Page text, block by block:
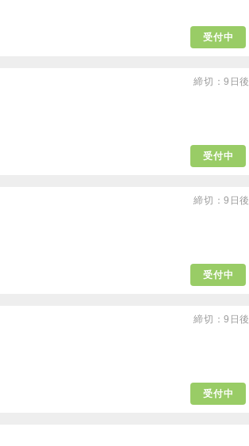
受付中
締切：9日後
受付中
締切：9日後
受付中
締切：9日後
受付中